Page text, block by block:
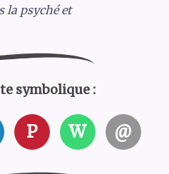
la psyché et
symbolique :
P W @